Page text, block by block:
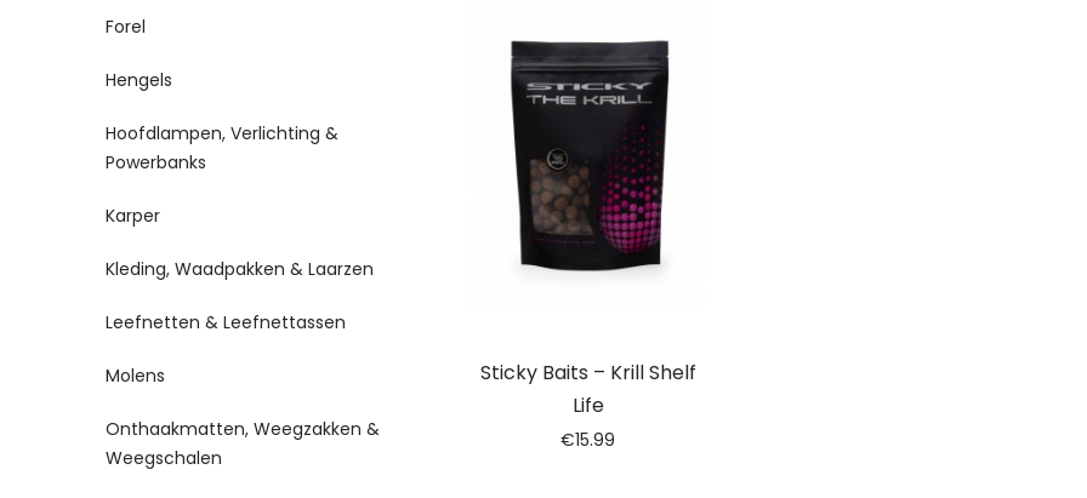
Sticky Baits – Krill Shelf
Life
€15.99
Forel
Hengels
Hoofdlampen, Verlichting &
Powerbanks
Karper
Kleding, Waadpakken & Laarzen
Leefnetten & Leefnettassen
Molens
Onthaakmatten, Weegzakken &
Weegschalen